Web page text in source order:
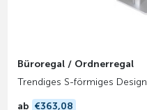
Büroregal / Ordnerregal
Trendiges S-förmiges Design
ab €363,08